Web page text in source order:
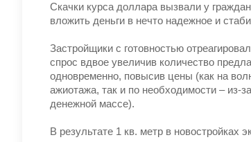
Скачки курса доллара вызвали у
вложить деньги в нечто надежное и
Застройщики с готовностью
спрос вдвое увеличив количество
одновременно, повысив цены (как на
ажиотажа, так и по необходимости – из-
денежной массе).
В результате 1 кв. метр в новостройках